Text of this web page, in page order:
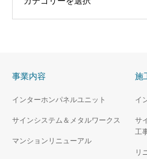
事業内容
インターホンパネルユニット
サインシステム＆メタルワークス
マンションリニューアル
施
イ
サ
工
リ